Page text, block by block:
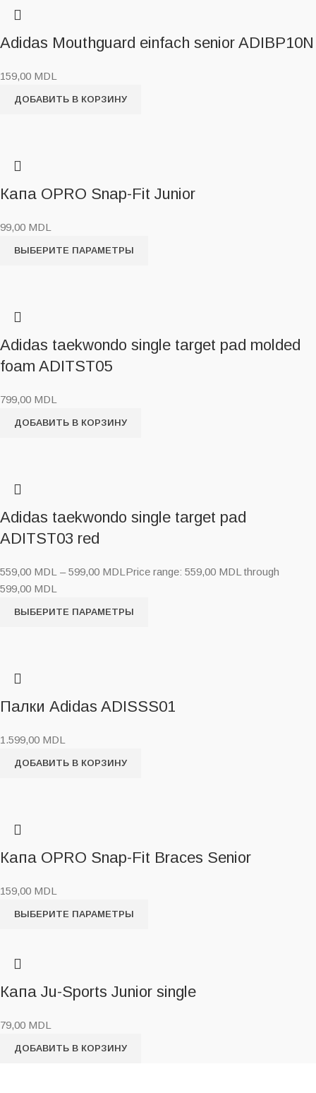
Adidas Mouthguard einfach senior ADIBP10N
159,00 MDL
ДОБАВИТЬ В КОРЗИНУ
Капа OPRO Snap-Fit Junior
99,00 MDL
ВЫБЕРИТЕ ПАРАМЕТРЫ
Adidas taekwondo single target pad molded
foam ADITST05
799,00 MDL
ДОБАВИТЬ В КОРЗИНУ
Adidas taekwondo single target pad
ADITST03 red
559,00 MDL – 599,00 MDL Price range: 559,00 MDL through
599,00 MDL
ВЫБЕРИТЕ ПАРАМЕТРЫ
Палки Adidas ADISSS01
1.599,00 MDL
ДОБАВИТЬ В КОРЗИНУ
Капа OPRO Snap-Fit Braces Senior
159,00 MDL
ВЫБЕРИТЕ ПАРАМЕТРЫ
Капа Ju-Sports Junior single
79,00 MDL
ДОБАВИТЬ В КОРЗИНУ